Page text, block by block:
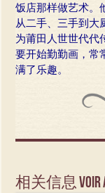
饭店那样做艺术。
从二手、三手到大
为莆田人世世代代
要开始勤勤画，常
满了乐趣。
相关信息 Voir